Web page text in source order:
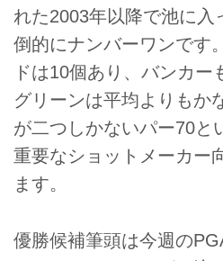
れた2003年以降で池に入
倒的にナンバーワンです
ドは10個あり、バンカー
グリーンは平均よりもか
が二つしかないパー70と
重要なショットメーカー
ます。
優勝候補筆頭は今週の